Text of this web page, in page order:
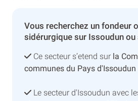
Vous recherchez un fondeur
sidérurgique sur Issoudun ou
Ce secteur s’etend sur la
communes du Pays d'Issoudun
Le secteur d'Issoudun avec